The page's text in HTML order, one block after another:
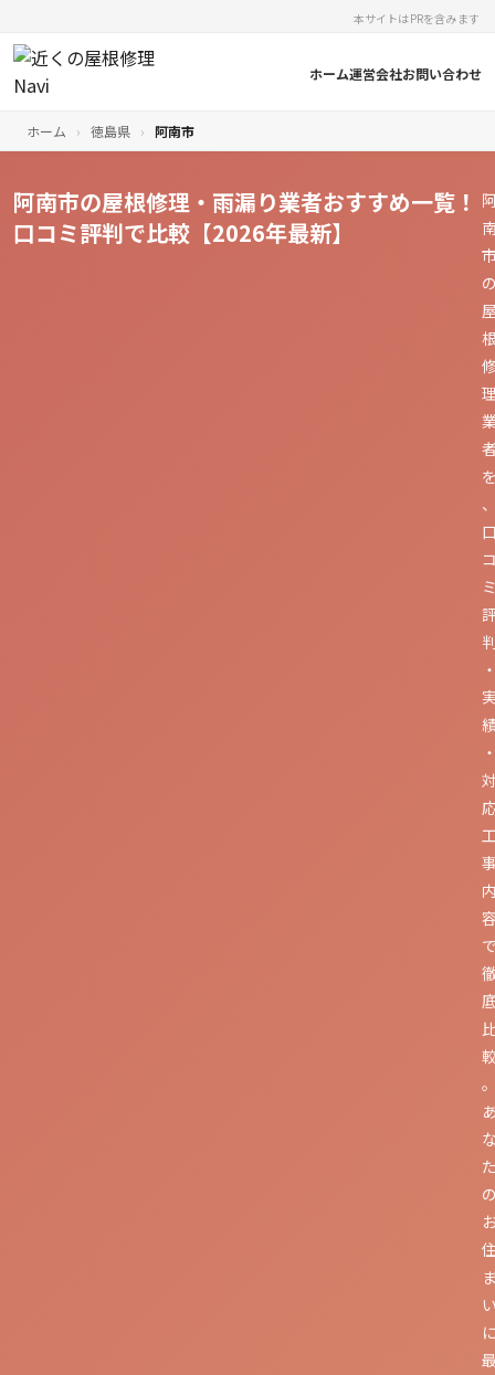
本サイトはPRを含みます
ホーム運営会社お問い合わせ
ホーム › 徳島県 › 阿南市
阿南市の屋根修理・雨漏り業者おすすめ一覧！
口コミ評判で比較【2026年最新】